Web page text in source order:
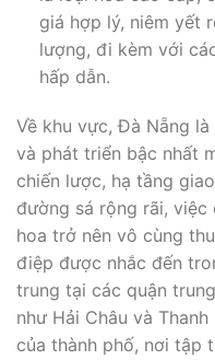
giá hợp lý, niêm yết
lượng, đi kèm với
hấp dẫn.
Về khu vực, Đà Nẵng
và phát triển bậc nhất
chiến lược, hạ tầng
đường sá rộng rãi,
hoa trở nên vô cùng
điệp được nhắc đến
trung tại các quận
như Hải Châu và
của thành phố, nơi tập